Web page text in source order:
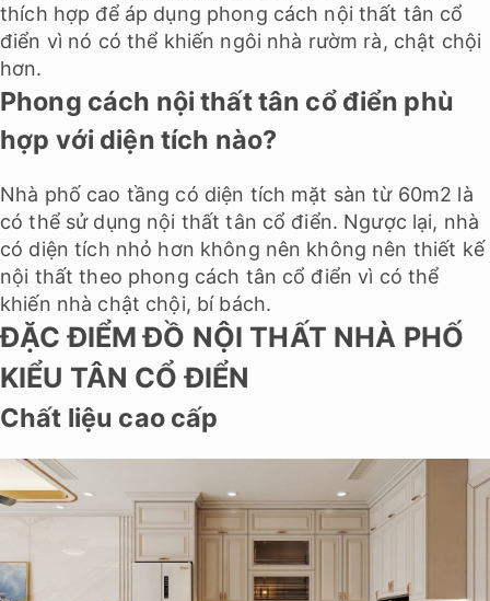
thích hợp để áp dụng phong cách nội thất tân cổ
điển vì nó có thể khiến ngôi nhà rườm rà, chật chội
hơn.
Phong cách nội thất tân cổ điển phù
hợp với diện tích nào?
Nhà phố cao tầng có diện tích mặt sàn từ 60m2 là
có thể sử dụng nội thất tân cổ điển. Ngược lại, nhà
có diện tích nhỏ hơn không nên không nên thiết kế
nội thất theo phong cách tân cổ điển vì có thể
khiến nhà chật chội, bí bách.
ĐẶC ĐIỂM ĐỒ NỘI THẤT NHÀ PHỐ
KIỂU TÂN CỔ ĐIỂN
Chất liệu cao cấp